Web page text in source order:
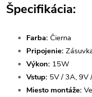
Špecifikácia:
Farba: Čierna
Pripojenie:
Výkon: 15W
Vstup: 5V / 3A, 9V
Miesto montáže: